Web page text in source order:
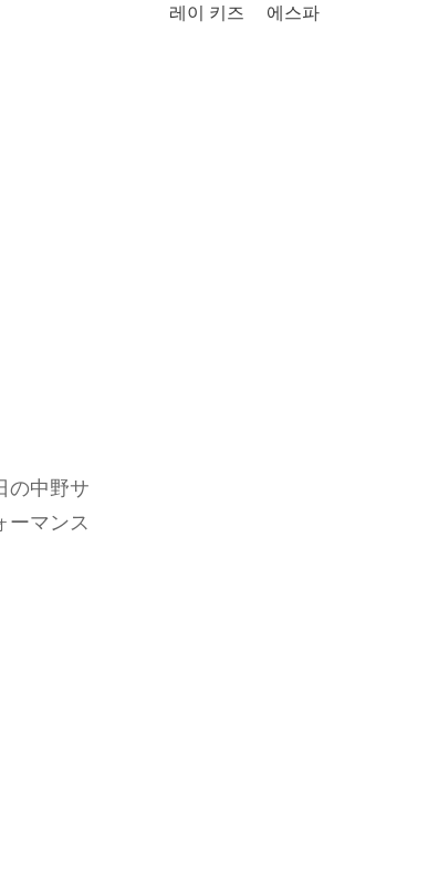
の中野サ
ーマンス
레이 키즈
에스파